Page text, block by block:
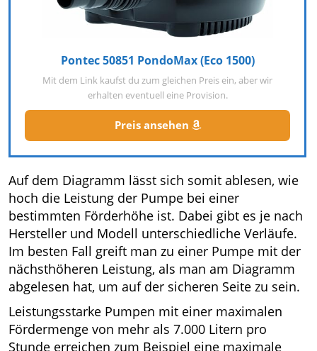
Pontec 50851 PondoMax (Eco 1500)
Mit dem Link kaufst du zum gleichen Preis ein, aber wir
erhalten eventuell eine Provision.
Preis ansehen
Auf dem Diagramm lässt sich somit ablesen, wie
hoch die Leistung der Pumpe bei einer
bestimmten Förderhöhe ist. Dabei gibt es je nach
Hersteller und Modell unterschiedliche Verläufe.
Im besten Fall greift man zu einer Pumpe mit der
nächsthöheren Leistung, als man am Diagramm
abgelesen hat, um auf der sicheren Seite zu sein.
Leistungsstarke Pumpen mit einer maximalen
Fördermenge von mehr als 7.000 Litern pro
Stunde erreichen zum Beispiel eine maximale